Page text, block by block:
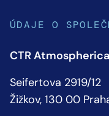
ÚDAJE O
CTR
Seifertova 2919/12
Žižkov, 130 00